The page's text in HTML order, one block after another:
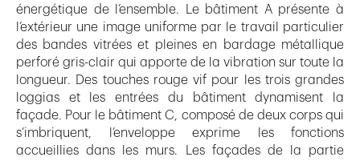
énergétique de l’ensemble. Le bâtiment A présente à
l’extérieur une image uniforme par le travail particulier
des bandes vitrées et pleines en bardage métallique
perforé gris-clair qui apporte de la vibration sur toute la
longueur. Des touches rouge vif pour les trois grandes
loggias et les entrées du bâtiment dynamisent la
façade. Pour le bâtiment C, composé de deux corps qui
s’imbriquent, l’enveloppe exprime les fonctions
accueillies dans les murs. Les façades de la partie